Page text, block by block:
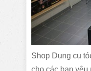
Shop Dụng cụ
cho các bạn yêu